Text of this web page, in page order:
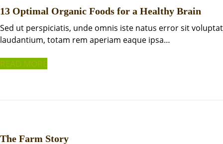
13 Optimal Organic Foods for a Healthy Brain
Sed ut perspiciatis, unde omnis iste natus error sit
laudantium, totam rem aperiam eaque ipsa…
READ MORE
The Farm Story